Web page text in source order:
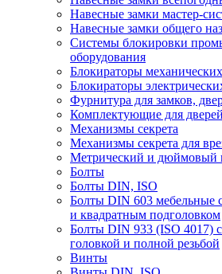
Навесные замки мастер-
Навесные замки общего
Системы блокировки
оборудования
Блокираторы
Блокираторы
Фурнитура для замков,
Комплектующие для
Механизмы секрета
Механизмы секрета для
Метрический и дюймовый
Болты
Болты DIN, ISO
Болты DIN 603 мебельные
и квадратным подголовком
Болты DIN 933 (ISO 4017)
головкой и полной резьбой
Винты